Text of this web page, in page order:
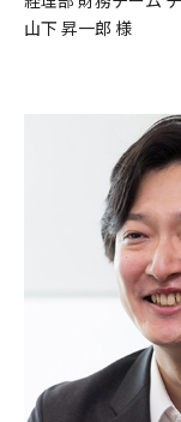
山下 昇一郎 様